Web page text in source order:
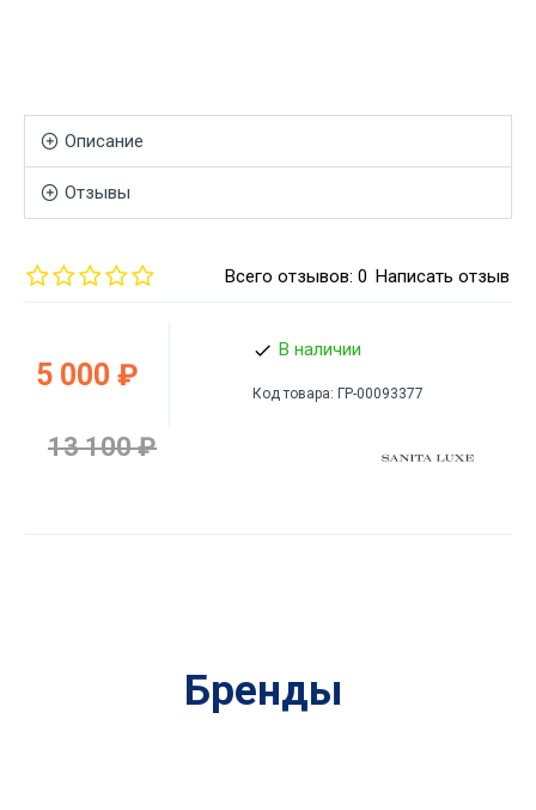
Описание
Отзывы
Всего отзывов: 0 Написать отзыв
5 000 ₽
13 100 ₽
В наличии
Код товара: ГР-00093377
Бренды